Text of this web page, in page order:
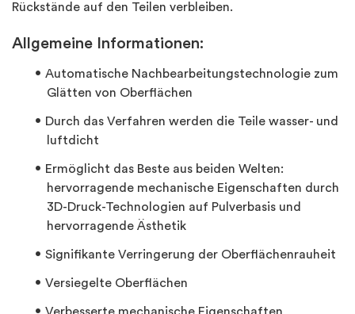
Rückstände auf den Teilen verbleiben.
Allgemeine Informationen:
Automatische Nachbearbeitungstechnologie zum
Glätten von Oberflächen
Durch das Verfahren werden die Teile wasser- und
luftdicht
Ermöglicht das Beste aus beiden Welten:
hervorragende mechanische Eigenschaften durch
3D-Druck-Technologien auf Pulverbasis und
hervorragende Ästhetik
Signifikante Verringerung der Oberflächenrauheit
Versiegelte Oberflächen